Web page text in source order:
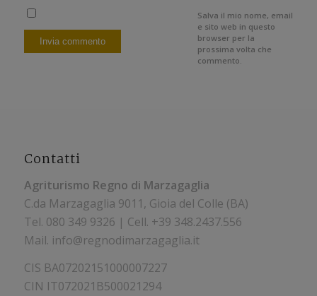
Salva il mio nome, email
e sito web in questo
browser per la
prossima volta che
commento.
Contatti
Agriturismo Regno di Marzagaglia
C.da Marzagaglia 9011, Gioia del Colle (BA)
Tel. 080 349 9326 | Cell. +39 348.2437.556
Mail. info@regnodimarzagaglia.it
CIS BA07202151000007227
CIN IT072021B500021294